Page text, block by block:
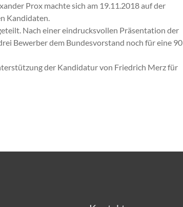
Prox machte sich am 19.11.2018 auf der
Kandidaten.
Nach einer eindrucksvollen Präsentation der
Bewerber dem Bundesvorstand noch für eine 90
der Kandidatur von Friedrich Merz für